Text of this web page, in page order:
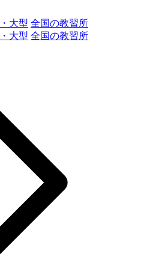
大型 全国の教習所
大型 全国の教習所